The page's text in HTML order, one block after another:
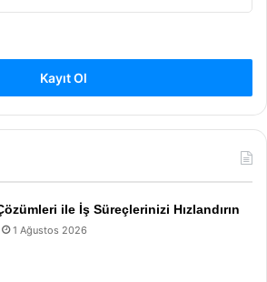
Kayıt Ol
ile İş Süreçlerinizi Hızlandırın
1 Ağustos 2026